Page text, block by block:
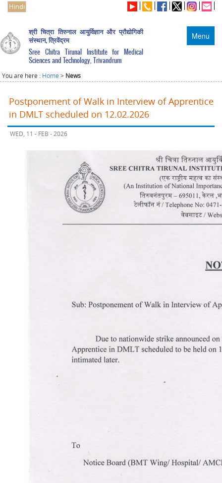
Hindi
Menu
श्री चित्रा तिरुनाल आयुर्विज्ञान और प्रौद्योगिकी
संस्थान, त्रिवेंद्रम
Sree Chitra Tirunal Institute for Medical
Sciences and Technology, Trivandrum
You are here : Home > News
Postponement of Walk in Interview of Apprentice
in DMLT scheduled on 12.02.2026
WED, 11 - FEB - 2026